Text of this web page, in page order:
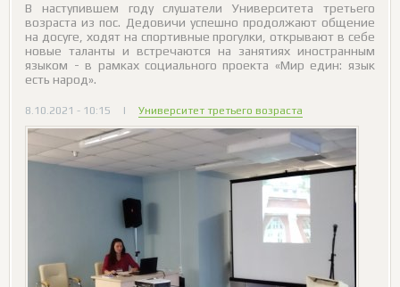
В наступившем году слушатели Университета третьего
возраста из пос. Дедовичи успешно продолжают общение
на досуге, ходят на спортивные прогулки, открывают в себе
новые таланты и встречаются на занятиях иностранным
языком - в рамках социального проекта «Мир един: язык
есть народ».
8.10.2021 - 10:15 | Университет третьего возраста